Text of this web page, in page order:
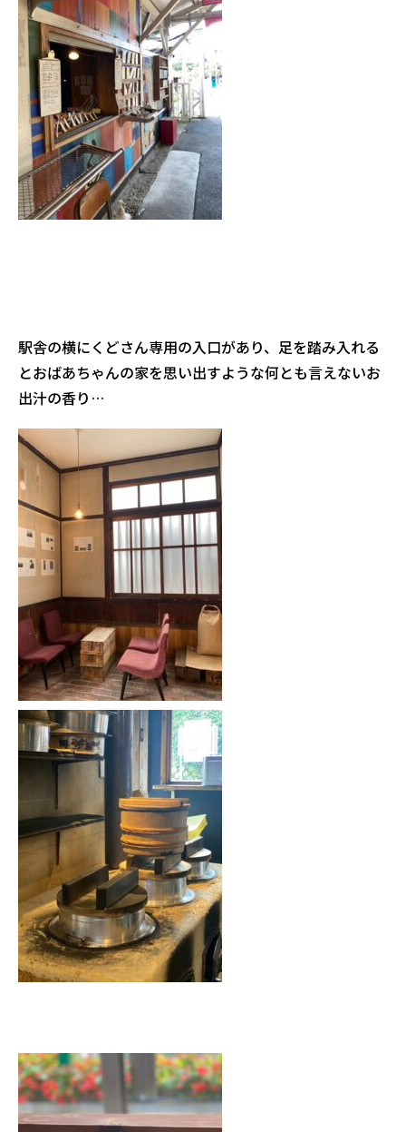
駅舎の横にくどさん専用の入口があり、足を踏み入れる
とおばあちゃんの家を思い出すような何とも言えないお
出汁の香り…